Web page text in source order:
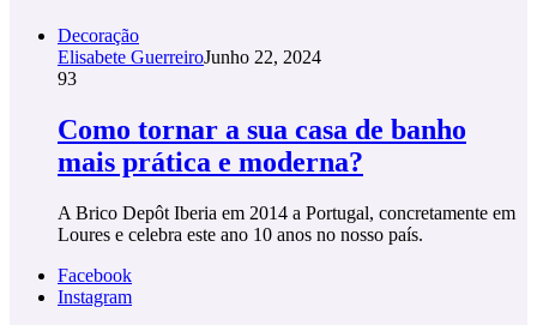
Decoração
Elisabete GuerreiroJunho 22, 2024
93
Como tornar a sua casa de banho
mais prática e moderna?
A Brico Depôt Iberia em 2014 a Portugal, concretamente em
Loures e celebra este ano 10 anos no nosso país.
Facebook
Instagram